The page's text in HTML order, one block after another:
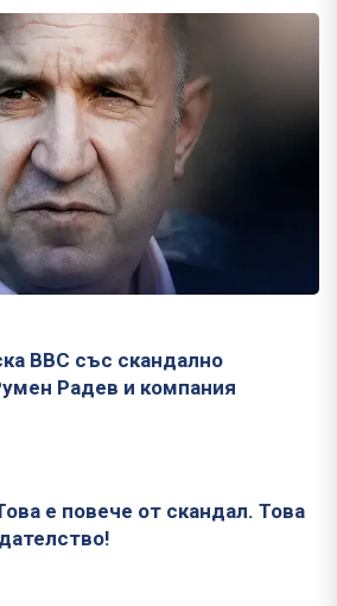
ВВС със скандално
Радев и компания
е повече от скандал. Това